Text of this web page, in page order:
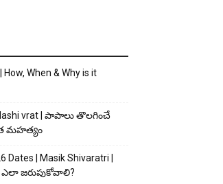
When & Why is it
vrat | పాపాలు తొలగించే
మహత్యం
Dates | Masik Shivaratri |
ఎలా జరుపుకోవాలి?